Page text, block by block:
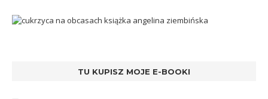
TU KUPISZ MOJE E-BOOKI